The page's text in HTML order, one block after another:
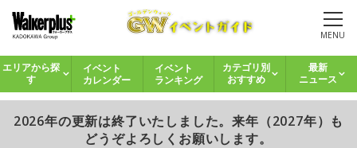
MENU
エリアから探
す
イベント
カレンダー
イベント
ランキング
カテゴリ別
おすすめ
最新
ニュース
2026年の更新は終了いたしました。来年（2027年）も
どうぞよろしくお願いします。